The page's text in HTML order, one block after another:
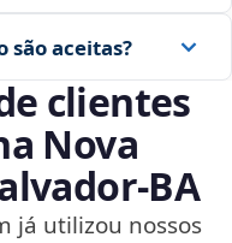
são aceitas?
clientes
Nova
já utilizou nossos